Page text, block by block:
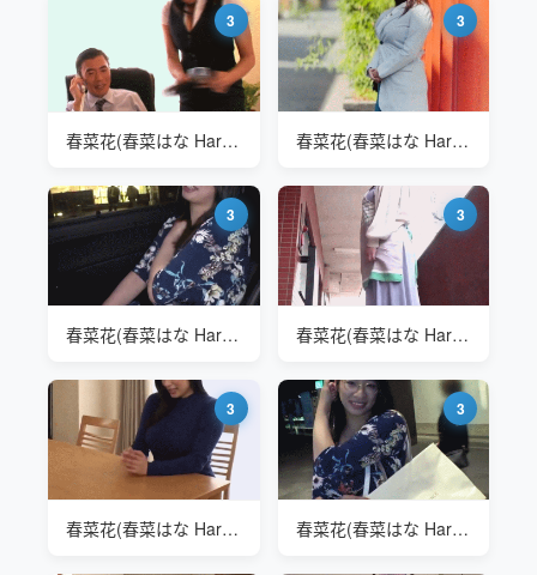
3
春菜花(春菜はな Haruna Hana) 一看就是故意的
3
春菜花(春菜はな Haruna Hana)
3
春菜花(春菜はな Haruna Hana)
3
春菜花(春菜はな Haruna Hana) ARA-392
3
春菜花(春菜はな Haruna Hana) NKKD-179 家政服务
3
春菜花(春菜はな Haruna Hana) ARA-392 K罩杯